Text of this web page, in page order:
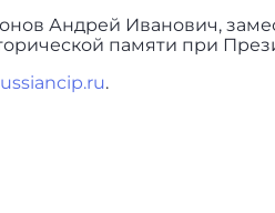
Андрей Иванович,
памяти при
.